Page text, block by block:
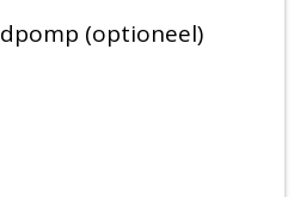
(optioneel)